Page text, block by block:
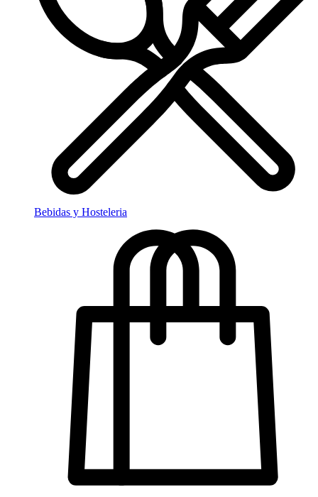
Bebidas y Hosteleria